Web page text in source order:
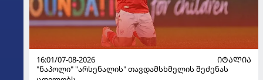
16:01/07-08-2026
ᲘᲢᲐᲚᲘᲐ
"ნაპოლი" "არსენალის" თავდამსხმელის შეძენას